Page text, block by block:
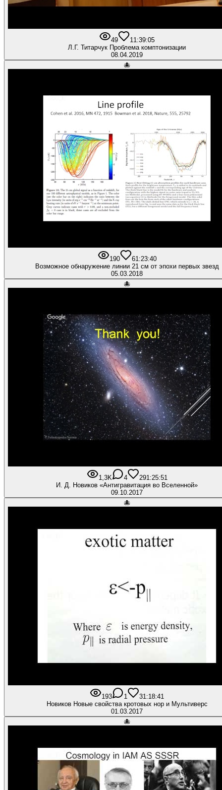
49 1 1:39:05
Л.Г. Титарчук Проблема комптонизации
08.04.2019
🐙
190 61:23:40
Возможное обнаружение линии 21 см от эпохи первых звезд
05.03.2018
🐙
1,3K 4 291:25:51
И. Д. Новиков «Антигравитация во Вселенной»
09.10.2017
🐙
193 1 31:18:41
Новиков Новые свойства кротовых нор и Мультиверс
01.03.2017
🐙